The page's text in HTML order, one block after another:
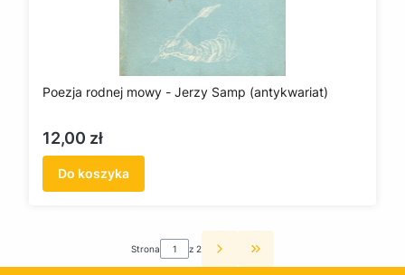
Poezja rodnej mowy - Jerzy Samp (antykwariat)
Cena
12,00 zł
Do koszyka
Strona z 2 Przejdź do ostatniej